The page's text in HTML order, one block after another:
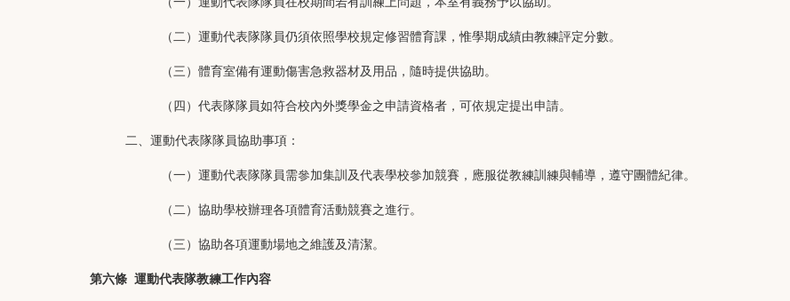
（二）運動代表隊隊員仍須依照學校規定修習體育課，惟學期成績由教練評定分數。
（三）體育室備有運動傷害急救器材及用品，隨時提供協助。
（四）代表隊隊員如符合校內外獎學金之申請資格者，可依規定提出申請。
二、運動代表隊隊員協助事項：
（一）運動代表隊隊員需參加集訓及代表學校參加競賽，應服從教練訓練與輔導，遵守團體紀律。
（二）協助學校辦理各項體育活動競賽之進行。
（三）協助各項運動場地之維護及清潔。
第六條 運動代表隊教練工作內容